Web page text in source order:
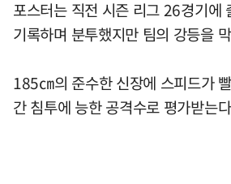
포스터는 직전 시즌 리그 26경기에
기록하며 분투했지만 팀의 강등을
185㎝의 준수한 신장에 스피드가
간 침투에 능한 공격수로 평가받는